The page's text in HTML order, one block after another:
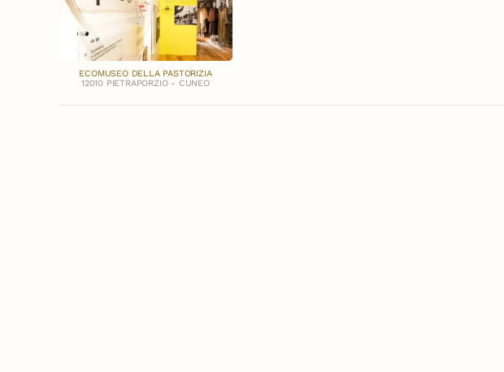
ECOMUSEO DELLA PASTORIZIA
12010 PIETRAPORZIO - CUNEO